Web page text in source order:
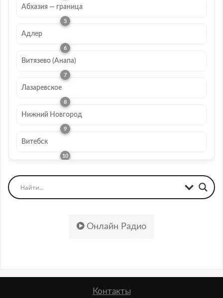
Абхазия — граница
Адлер
Витязево (Анапа)
Лазаревское
Нижний Новгород
Витебск
Онлайн Радио
Контакты